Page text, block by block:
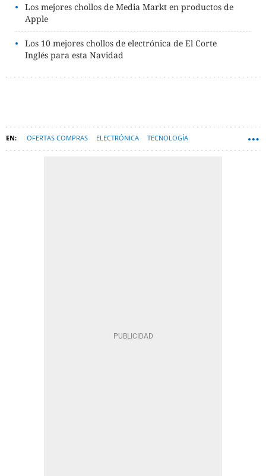
Los mejores chollos de Media Markt en productos de
Apple
Los 10 mejores chollos de electrónica de El Corte
Inglés para esta Navidad
OFERTAS COMPRAS ELECTRÓNICA TECNOLOGÍA